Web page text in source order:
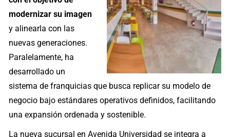
modernizar su imagen
y alinearla con las
nuevas generaciones.
Paralelamente, ha
desarrollado un
sistema de franquicias que busca replicar su modelo de
negocio bajo estándares operativos definidos, facilitando
una expansión ordenada y sostenible.
La nueva sucursal en Avenida Universidad se integra a